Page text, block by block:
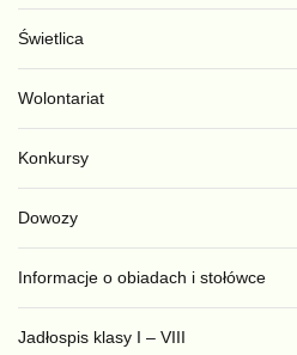
Świetlica
Wolontariat
Konkursy
Dowozy
Informacje o obiadach i stołówce
Jadłospis klasy I – VIII